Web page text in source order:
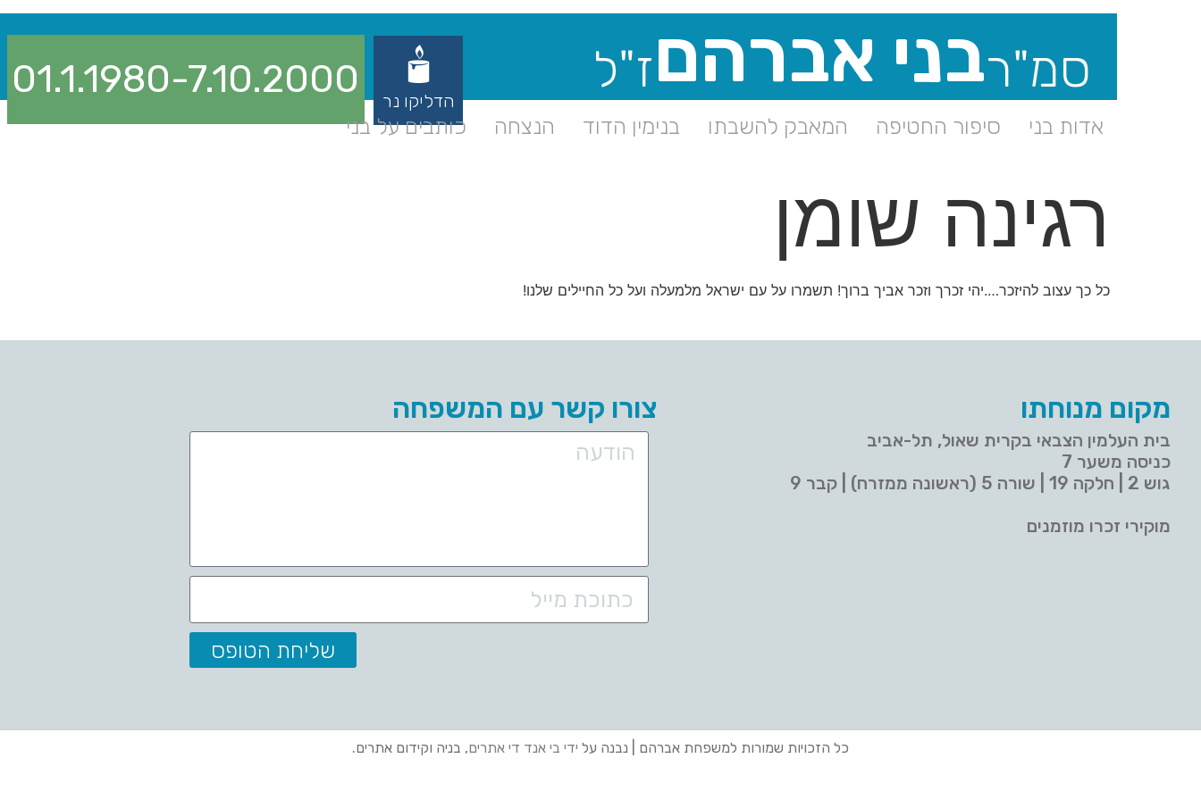
סמ"רבני אברהםז"ל
אדות בני סיפור החטיפה המאבק להשבתו בנימין הדוד הנצחה כותבים על בני
הדליקו נר 01.1.1980-7.10.2000
רגינה שומן
כל כך עצוב להיזכר….יהי זכרך וזכר אביך ברוך! תשמרו על עם ישראל מלמעלה ועל כל החיילים שלנו!
מקום מנוחתו
בית העלמין הצבאי בקרית שאול, תל-אביב
כניסה משער 7
גוש 2 | חלקה 19 | שורה 5 (ראשונה ממזרח) | קבר 9
מוקירי זכרו מוזמנים
צורו קשר עם המשפחה
שליחת הטופס
כל הזכויות שמורות למשפחת אברהם | נבנה על ידי בי אנד די אתרים, בניה וקידום אתרים.